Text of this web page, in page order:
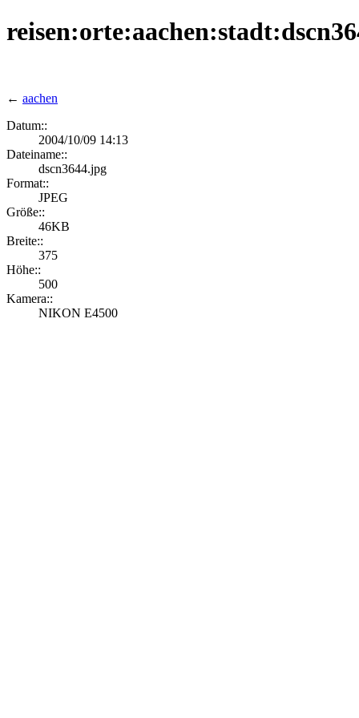
← aachen
Datum::
2004/10/09 14:13
Dateiname::
dscn3644.jpg
Format::
JPEG
Größe::
46KB
Breite::
375
Höhe::
500
Kamera::
NIKON E4500